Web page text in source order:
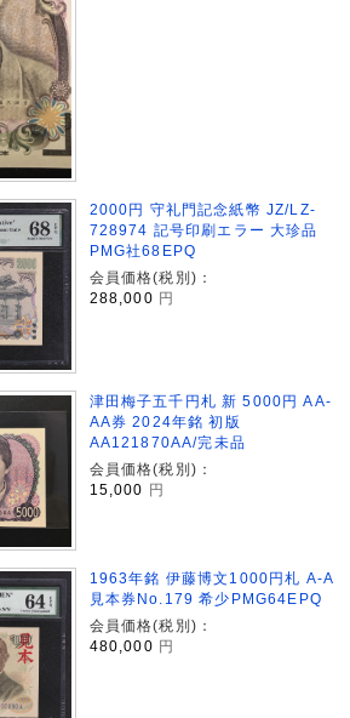
2000円 守礼門記念紙幣 JZ/LZ-
728974 記号印刷エラー 大珍品
PMG社68EPQ
会員価格(税別)：
288,000 円
津田梅子五千円札 新 5000円 AA-
AA券 2024年銘 初版
AA121870AA/完未品
会員価格(税別)：
15,000
円
1963年銘 伊藤博文1000円札 A-A
見本券No.179 希少PMG64EPQ
会員価格(税別)：
480,000 円